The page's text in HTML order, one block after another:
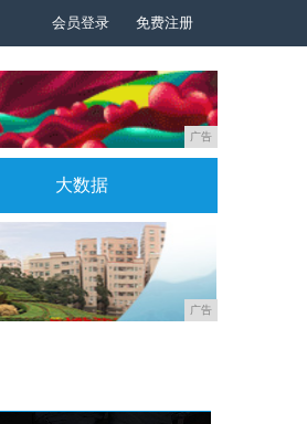
会员登录 免费注册
广告
大数据
广告